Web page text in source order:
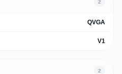
2
QVGA
V1
2